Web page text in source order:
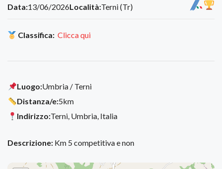
Data:13/06/2026Località:Terni (Tr)
Classifica: Clicca qui
Luogo:Umbria / Terni
Distanza/e:5km
Indirizzo:Terni, Umbria, Italia
Descrizione: Km 5 competitiva e non